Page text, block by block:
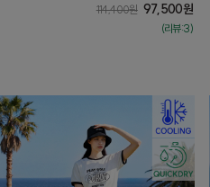
114,400원 97,500원
(리뷰:3)